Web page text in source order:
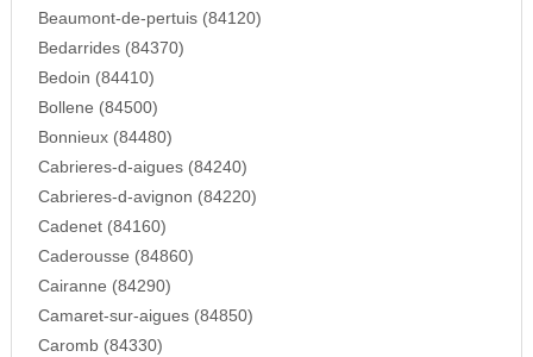
Beaumont-de-pertuis (84120)
Bedarrides (84370)
Bedoin (84410)
Bollene (84500)
Bonnieux (84480)
Cabrieres-d-aigues (84240)
Cabrieres-d-avignon (84220)
Cadenet (84160)
Caderousse (84860)
Cairanne (84290)
Camaret-sur-aigues (84850)
Caromb (84330)